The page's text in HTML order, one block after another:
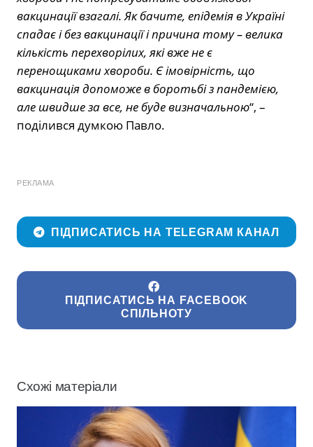
вакцинації взагалі. Як бачите, епідемія в Україні
спадає і без вакцинації і причина тому – велика
кількість перехворілих, які вже не є
перенощиками хвороби. Є імовірність, що
вакцинація допоможе в боротьбі з пандемією,
але швидше за все, не буде визначальною“, –
поділився думкою Павло.
РЕКЛАМА
ПІДПИСАТИСЬ НА TELEGRAM КАНАЛ
ПІДПИСАТИСЬ НА FACEBOOK
СПІЛЬНОТУ
Схожі матеріали